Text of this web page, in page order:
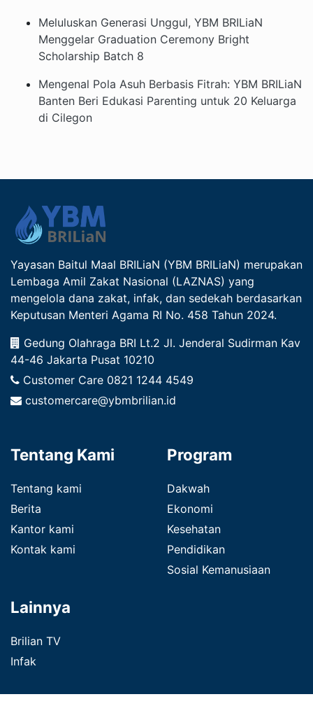
Meluluskan Generasi Unggul, YBM BRILiaN
Menggelar Graduation Ceremony Bright
Scholarship Batch 8
Mengenal Pola Asuh Berbasis Fitrah: YBM BRILiaN
Banten Beri Edukasi Parenting untuk 20 Keluarga
di Cilegon
Yayasan Baitul Maal BRILiaN (YBM BRILiaN) merupakan
Lembaga Amil Zakat Nasional (LAZNAS) yang
mengelola dana zakat, infak, dan sedekah berdasarkan
Keputusan Menteri Agama RI No. 458 Tahun 2024.
Gedung Olahraga BRI Lt.2 Jl. Jenderal Sudirman Kav
44-46 Jakarta Pusat 10210
Customer Care 0821 1244 4549
customercare@ybmbrilian.id
Tentang Kami
Tentang kami
Berita
Kantor kami
Kontak kami
Program
Dakwah
Ekonomi
Kesehatan
Pendidikan
Sosial Kemanusiaan
Lainnya
Brilian TV
Infak